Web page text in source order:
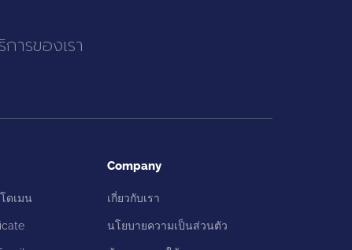
ารของเรา
ดเมน
Company
เกี่ยวกับเรา
นโยบายความเป็นส่วนตัว